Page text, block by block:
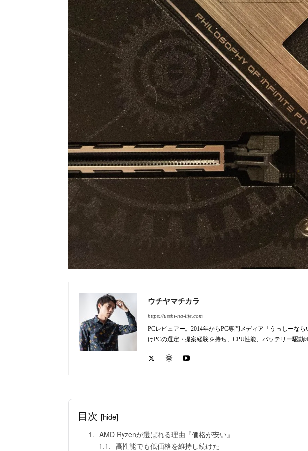
ウチヤマチカラ
https://usshi-na-life.com
PCレビュアー。2014年からPC専門メディア「うっしーな
けPCの選定・提案経験を持ち、CPU性能、バッテリー駆
目次 [hide]
AMD Ryzenが選ばれる理由『価格が安い』
高性能でも低価格を維持し続けた